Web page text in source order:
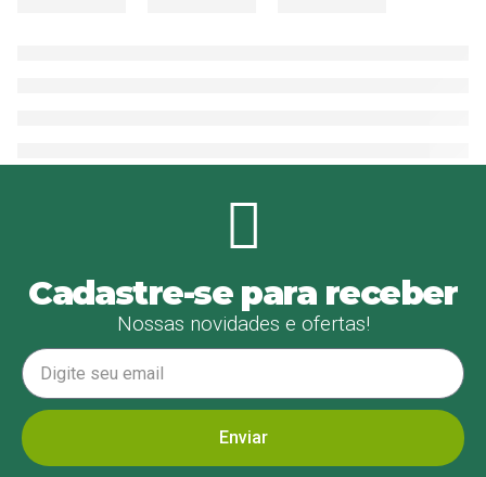
Cadastre-se para receber
Nossas novidades e ofertas!
Enviar